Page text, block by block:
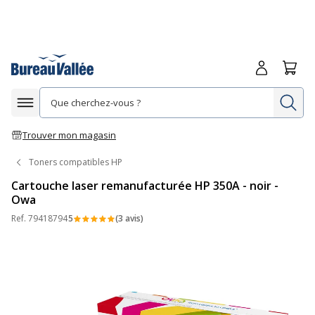
Afficher la navigation
Trouver mon magasin
Me
Toners compatibles HP
Cartouche laser remanufacturée HP 350A - noir -
Owa
Ref. 794187945 (3 avis)